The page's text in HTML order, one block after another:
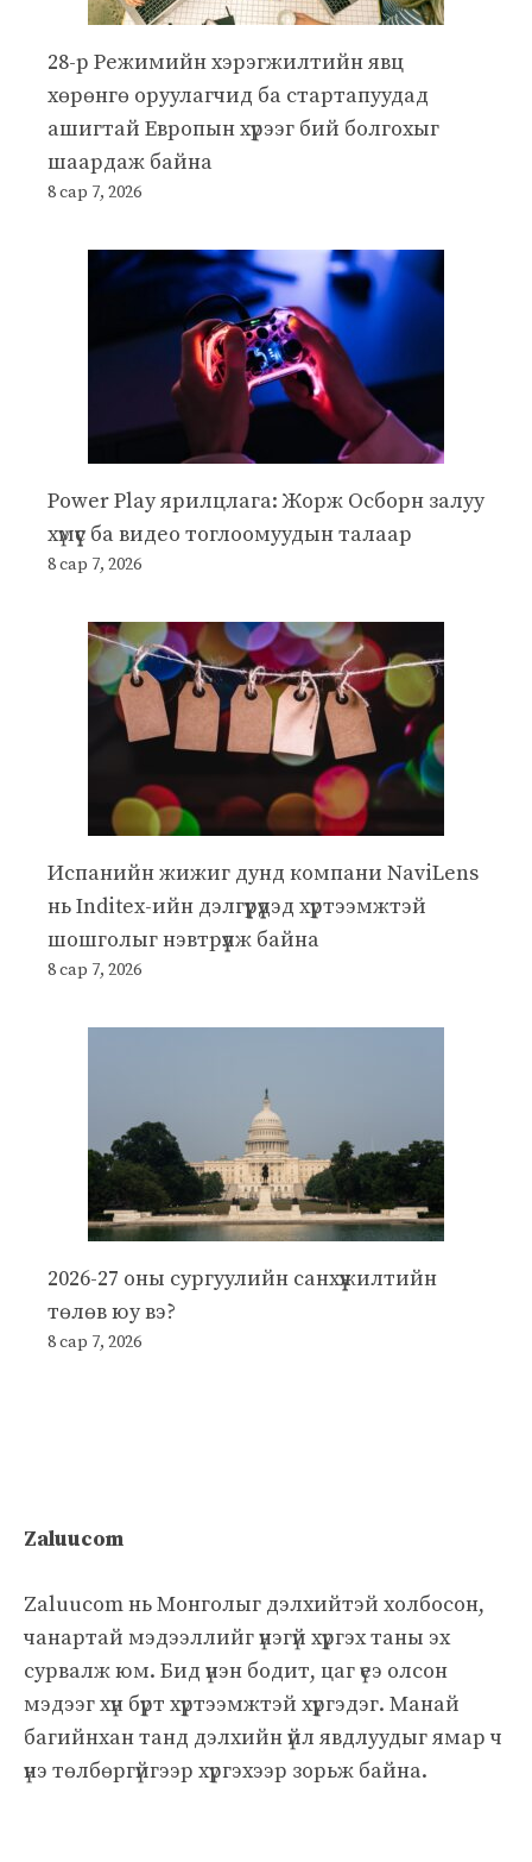
28-р Режимийн хэрэгжилтийн явц
хөрөнгө оруулагчид ба стартапуудад
ашигтай Европын хүрээг бий болгохыг
шаардаж байна
8 сар 7, 2026
Power Play ярилцлага: Жорж Осборн залуу
хүмүүс ба видео тоглоомуудын талаар
8 сар 7, 2026
Испанийн жижиг дунд компани NaviLens
нь Inditex-ийн дэлгүүрүүдэд хүртээмжтэй
шошголыг нэвтрүүлж байна
8 сар 7, 2026
2026-27 оны сургуулийн санхүүжилтийн
төлөв юу вэ?
8 сар 7, 2026
Zaluucom
Zaluucom нь Монголыг дэлхийтэй холбосон,
чанартай мэдээллийг үнэгүй хүргэх таны эх
сурвалж юм. Бид үнэн бодит, цаг үеэ олсон
мэдээг хүн бүрт хүртээмжтэй хүргэдэг. Манай
багийнхан танд дэлхийн үйл явдлуудыг ямар ч
үнэ төлбөргүйгээр хүргэхээр зорьж байна.